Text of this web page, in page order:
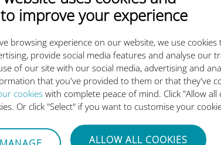
improve your experience
browsing experience on our website, we use
provide social media features and analyse our
of our site with our social media, advertising and
that you've provided to them or that they've
cookies with complete peace of mind. Click "Allow
Or click "Select" if you want to customise your
ALLOW ALL COOKIES
et installer l'eSIM Ubigi.
Efficace !
internationale Ubigi